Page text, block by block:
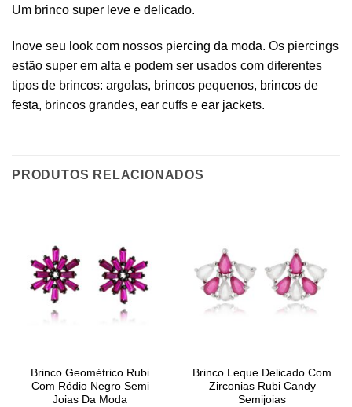
Um brinco super leve e delicado.
Inove seu look com nossos piercing da moda. Os piercings
estão super em alta e podem ser usados com diferentes
tipos de brincos: argolas, brincos pequenos, brincos de
festa, brincos grandes, ear cuffs e ear jackets.
PRODUTOS RELACIONADOS
Brinco Geométrico Rubi
Com Ródio Negro Semi
Joias Da Moda
Brinco Leque Delicado Com
Zirconias Rubi Candy
Semijoias